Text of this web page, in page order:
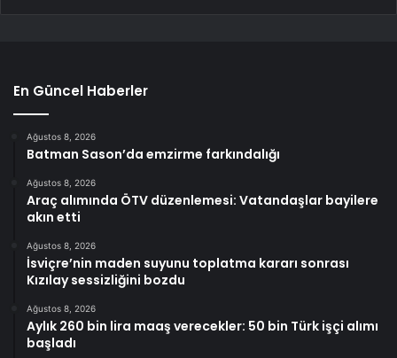
En Güncel Haberler
Ağustos 8, 2026
Batman Sason’da emzirme farkındalığı
Ağustos 8, 2026
Araç alımında ÖTV düzenlemesi: Vatandaşlar bayilere
akın etti
Ağustos 8, 2026
İsviçre’nin maden suyunu toplatma kararı sonrası
Kızılay sessizliğini bozdu
Ağustos 8, 2026
Aylık 260 bin lira maaş verecekler: 50 bin Türk işçi alımı
başladı